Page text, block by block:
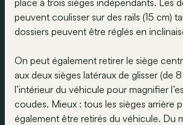
place à trois sièges indépendants. Les
peuvent coulisser sur des rails (15 cm)
dossiers peuvent être réglés en
On peut également retirer le siège
aux deux sièges latéraux de glisser (de
l’intérieur du véhicule pour magnifier
coudes. Mieux : tous les sièges arrière
également être retirés du véhicule. Du